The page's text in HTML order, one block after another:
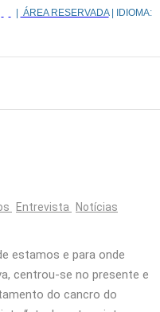
ÁREA RESERVADA| IDIOMA:
Entrevista
Notícias
estamos e para onde
centrou-se no presente e
do cancro do